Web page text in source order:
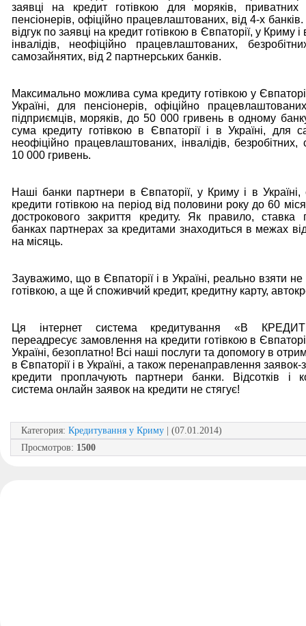
заявці на кредит готівкою для моряків, приватних
пенсіонерів, офіційно працевлаштованих, від 4-х
відгук по заявці на кредит готівкою в Євпаторії, у Криму і
інвалідів, неофіційно працевлаштованих,
самозайнятих, від 2 партнерських банків.
Максимально можлива сума кредиту готівкою у
Україні, для пенсіонерів, офіційно
підприємців, моряків, до 50 000 гривень в одному
сума кредиту готівкою в Євпаторії і в Україні, для
неофіційно працевлаштованих, інвалідів, безробітних,
10 000 гривень.
Наші банки партнери в Євпаторії, у Криму і в
кредити готівкою на період від половини року до 60
дострокового закриття кредиту. Як правило, ставка
банках партнерах за кредитами знаходиться в межах
на місяць.
Зауважимо, що в Євпаторії і в Україні, реально взяти
готівкою, а ще й споживчий кредит, кредитну карту,
Ця інтернет система кредитування «В
переадресує замовлення на кредити готівкою в
Україні, безоплатно! Всі наші послуги та допомогу в
в Євпаторії і в Україні, а також перенаправлення
кредити проплачують партнери банки. Відсотків і
система онлайн заявок на кредити не стягує!
Категория: Кредитування у Криму | (07.01.2014)
Просмотров: 1500